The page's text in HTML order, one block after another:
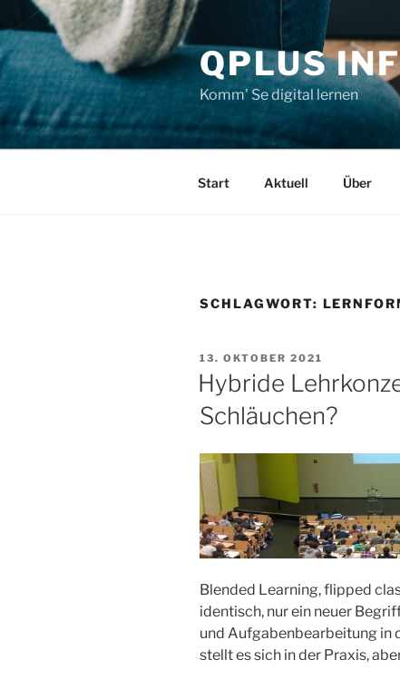
Inhalt
springen
QPLUS
Komm' Se digital lernen
Start Aktuell Über
SCHLAGWORT:
VERÖFFENTLICHT
AM
13. OKTOBER 2021
Hybride
Schläuchen?
Blended Learning, flipped
identisch, nur ein neuer
und Aufgabenbearbeitung in
stellt es sich in der Praxis,